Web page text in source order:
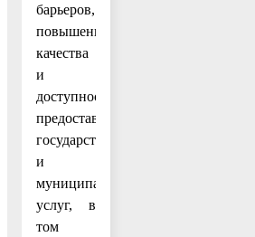
барьеров,
повышение
качества
и
доступности
предоставления
государственных
и
муниципальных
услуг, в
том